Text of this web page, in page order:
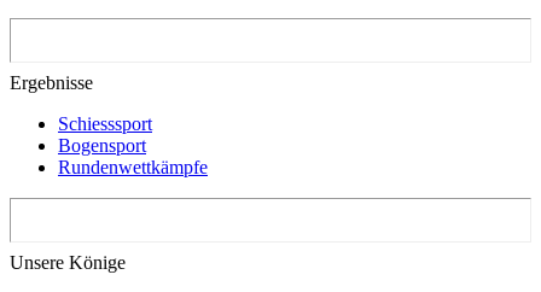
Ergebnisse
Schiesssport
Bogensport
Rundenwettkämpfe
Unsere Könige